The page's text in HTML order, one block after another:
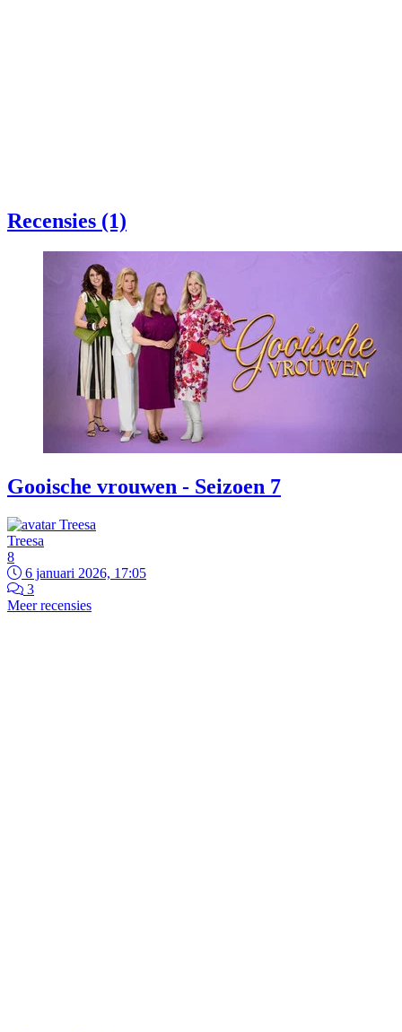
Recensies (1)
Gooische vrouwen - Seizoen 7
Treesa
8
6 januari 2026, 17:05
3
Meer recensies